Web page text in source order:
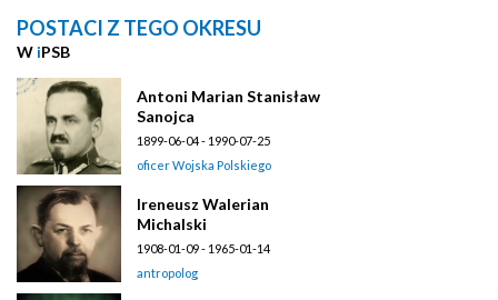
POSTACI Z TEGO OKRESU
W iPSB
Antoni Marian Stanisław
Sanojca
1899-06-04 - 1990-07-25
oficer Wojska Polskiego
Ireneusz Walerian
Michalski
1908-01-09 - 1965-01-14
antropolog